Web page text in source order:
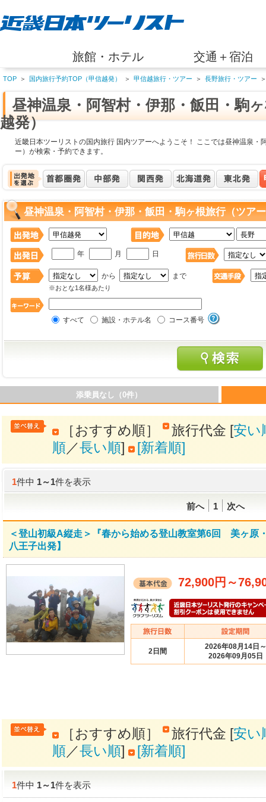
旅館・ホテル 交通＋宿泊
TOP ＞ 国内旅行予約TOP（甲信越発） ＞ 甲信越旅行・ツアー ＞ 長野旅行・ツアー ＞
昼神温泉・阿智村・伊那・飯田・駒
越発）
近畿日本ツーリストの国内旅行 国内ツアーへようこそ！ ここでは昼神温泉・
ー）が検索・予約できます。
昼神温泉・阿智村・伊那・飯田・駒ヶ根旅行（ツア
年 月 日
から まで
※おとな1名様あたり
すべて 施設・ホテル名 コース番号
添乗員なし（0件）
［おすすめ順］ 旅行代金 [安い
順／長い順] [新着順]
1件中1～1件を表示
前へ 1 次へ
＜登山初級A縦走＞『春から始める登山教室第6回 美ヶ原
八王子出発】
72,900円 ～
2日間
2026年08月14日～
2026年09月05日
［おすすめ順］ 旅行代金 [安い
順／長い順] [新着順]
1件中1～1件を表示